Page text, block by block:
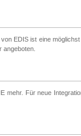
EDIS ist eine
mehr. Für neue